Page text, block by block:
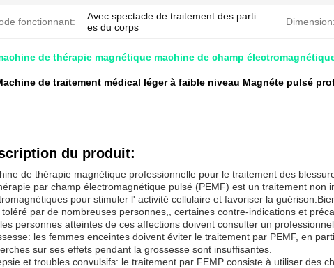
fonctionnant:
Avec spectacle de traitement des parti
es du corps
Dimension:
de thérapie magnétique machine de champ
de traitement médical léger à faible niveau Magnéte pulsé
du produit:
de thérapie magnétique professionnelle pour le traitement des
par champ électromagnétique pulsé (PEMF) est un traitement non
pour stimuler l' activité cellulaire et favoriser la
toléré par de nombreuses personnes,, certaines contre-indications et
personnes atteintes de ces affections doivent consulter un
les femmes enceintes doivent éviter le traitement par PEMF, en
sur ses effets pendant la grossesse sont insuffisantes.
et troubles convulsifs: le traitement par FEMP consiste à utiliser des